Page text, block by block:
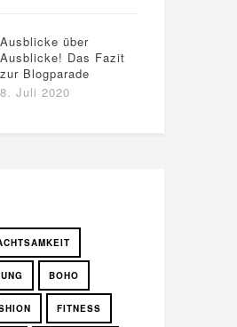
Ausblicke über
Ausblicke! Das Fazit
zur Blogparade
8. Juli 2020
BOHO
FITNESS